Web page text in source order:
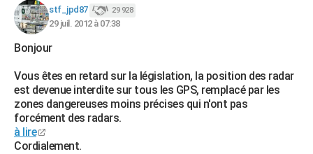
Carte de Noël
Carte Bonne année
Carte Saint-Valentin
Carte Pâques
Carte d'anniversaire
DICTIONNAIRE
Dictionnaire
Biographies
Citations
Expressions
Proverbes
S'inscrire
Se connecter
Lycées
Collèges
Primaires
Universités
Entreprises
Service militaire
Avis de recherche
AVIS DE DÉCÈS
FORUM
Bricolage
Lifestyle
Culture
Sport
Auto
Television
Voyage
Cinema
stf_jpd87 29 928
29 juil. 2012 à 07:38
Bonjour
Vous êtes en retard sur la législation, la position des radar
est devenue interdite sur tous les GPS, remplacé par les
zones dangereuses moins précises qui n'ont pas
forcément des radars.
à lire
Cordialement.